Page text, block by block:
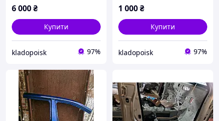
6 000₴
Купити
kladopoisk 97%
1 000₴
Купити
kladopoisk 97%